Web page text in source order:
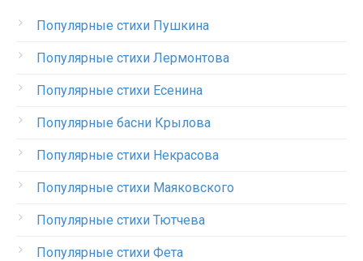
Популярные стихи Пушкина
Популярные стихи Лермонтова
Популярные стихи Есенина
Популярные басни Крылова
Популярные стихи Некрасова
Популярные стихи Маяковского
Популярные стихи Тютчева
Популярные стихи Фета